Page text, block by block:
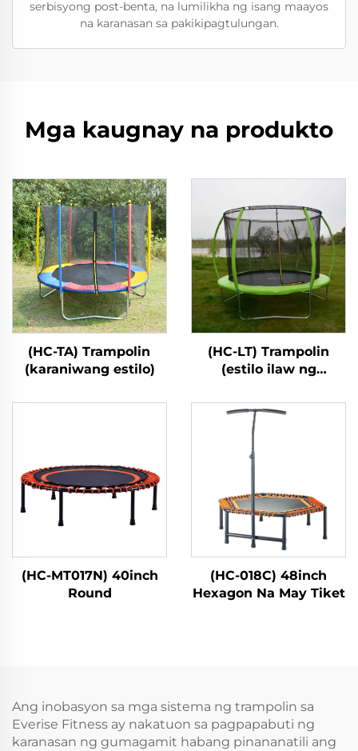
serbisyong post-benta, na lumilikha ng isang maayos
na karanasan sa pakikipagtulungan.
Mga kaugnay na produkto
(HC-TA) Trampolin
(karaniwang estilo)
(HC-LT) Trampolin
(estilo ilaw ng
(HC-MT017N) 40inch
Round
(HC-018C) 48inch
Hexagon Na May Tiket
Ang inobasyon sa mga sistema ng trampolin sa
Everise Fitness ay nakatuon sa pagpapabuti ng
karanasan ng gumagamit habang pinananatili ang